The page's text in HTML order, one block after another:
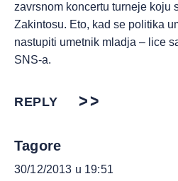
zavrsnom koncertu turneje koju
Zakintosu. Eto, kad se politika
nastupiti umetnik mladja – lice
SNS-a.
REPLY
Tagore
30/12/2013 u 19:51